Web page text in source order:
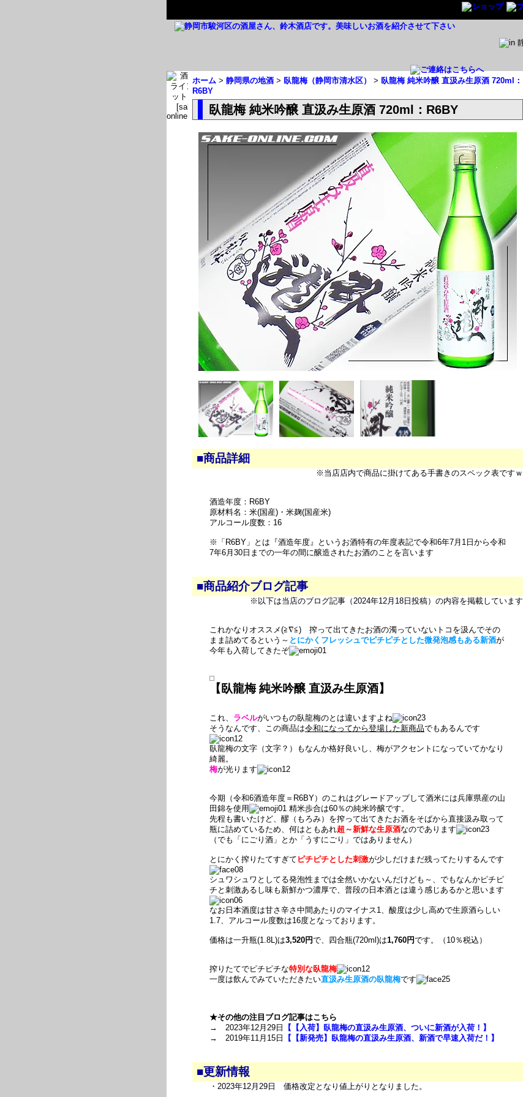
ホーム > 静岡県の地酒 > 臥龍梅（静岡市清水区） > 臥龍梅 純米吟醸 直汲み生原酒 720ml：
R6BY
臥龍梅 純米吟醸 直汲み生原酒 720ml：R6BY
■商品詳細
※当店店内で商品に掛けてある手書きのスペック表ですｗ
酒造年度：R6BY
原材料名：米(国産)・米麹(国産米)
アルコール度数：16
※「R6BY」とは『酒造年度』というお酒特有の年度表記で令和6年7月1日から令和
7年6月30日までの一年の間に醸造されたお酒のことを言います
■商品紹介ブログ記事
※以下は当店のブログ記事（2024年12月18日投稿）の内容を掲載しています
これかなりオススメ(≧∇≦) 搾って出てきたお酒の濁っていないトコを汲んでその
まま詰めてるという～ とにかくフレッシュでピチピチとした微発泡感もある新酒が
今年も入荷してきたぞ
【臥龍梅 純米吟醸 直汲み生原酒】
これ、 ラベルがいつもの臥龍梅のとは違いますよね
そうなんです、この商品は令和になってから登場した新商品でもあるんです
臥龍梅の文字（文字？）もなんか格好良いし、梅がアクセントになっていてかなり
綺麗。
梅が光ります
今期（令和6酒造年度＝R6BY）のこれはグレードアップして酒米には兵庫県産の山
田錦を使用
精米歩合は60％の純米吟醸です。
先程も書いたけど、醪（もろみ）を搾って出てきたお酒をそばから直接汲み取って
瓶に詰めているため、何はともあれ超～新鮮な生原酒なのであります
（でも「にごり酒」とか「うすにごり」ではありません）
とにかく搾りたてすぎて ピチピチとした刺激が少しだけまだ残ってたりするんです
シュワシュワとしてる発泡性までは全然いかないんだけども～、でもなんかピチピ
チと刺激あるし味も新鮮かつ濃厚で、普段の日本酒とは違う感じあるかと思います
なお日本酒度は甘さ辛さ中間あたりのマイナス1、酸度は少し高めで生原酒らしい
1.7、アルコール度数は16度となっております。
価格は一升瓶(1.8L)は3,520円で、四合瓶(720ml)は1,760円です。（10％税込）
搾りたてでピチピチな特別な臥龍梅
一度は飲んでみていただきたい直汲み生原酒の臥龍梅です
★その他の注目ブログ記事はこちら
→ 2023年12月29日
【【入荷】臥龍梅の直汲み生原酒、ついに新酒が入荷！】
→ 2019年11月15日
【【新発売】臥龍梅の直汲み生原酒、新酒で早速入荷だ！】
■更新情報
・2023年12月29日 価格改定となり値上がりとなりました。